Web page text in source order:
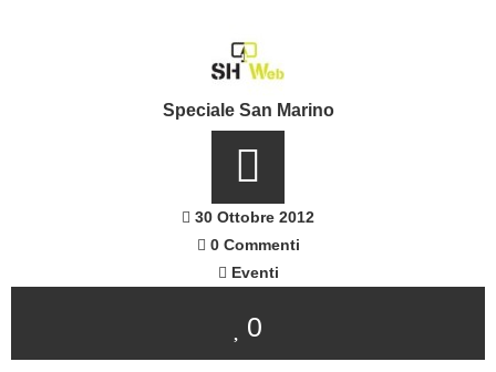
Speciale San Marino
30 Ottobre 2012
0 Commenti
Eventi
0